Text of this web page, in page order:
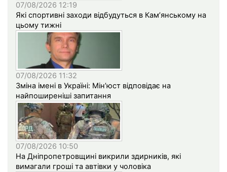
07/08/2026 12:19
Які спортивні заходи відбудуться в Кам’янському на
цьому тижні
07/08/2026 11:32
Зміна імені в Україні: Мін’юст відповідає на
найпоширеніші запитання
07/08/2026 10:50
На Дніпропетровщині викрили здирників, які
вимагали гроші та автівки у чоловіка